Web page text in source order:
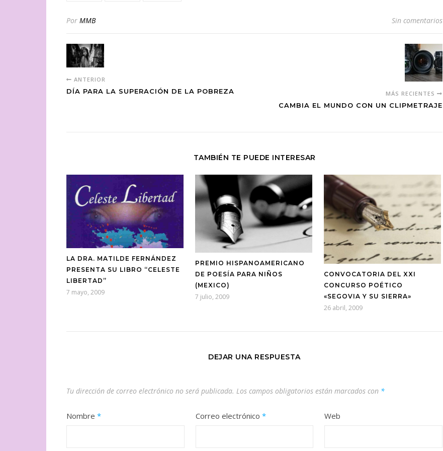
Por MMB Sin comentarios
ANTERIOR
DÍA PARA LA SUPERACIÓN DE LA POBREZA MÁS RECIENTES
CAMBIA EL MUNDO CON UN CLIPMETRAJE
TAMBIÉN TE PUEDE INTERESAR
LA DRA. MATILDE FERNÁNDEZ
PRESENTA SU LIBRO “CELESTE
LIBERTAD”
7 mayo, 2009
PREMIO HISPANOAMERICANO
DE POESÍA PARA NIÑOS
(MEXICO)
7 julio, 2009
CONVOCATORIA DEL XXI
CONCURSO POÉTICO
«SEGOVIA Y SU SIERRA»
26 abril, 2009
DEJAR UNA RESPUESTA
Tu dirección de correo electrónico no será publicada. Los campos obligatorios están marcados con *
Nombre * Correo electrónico * Web